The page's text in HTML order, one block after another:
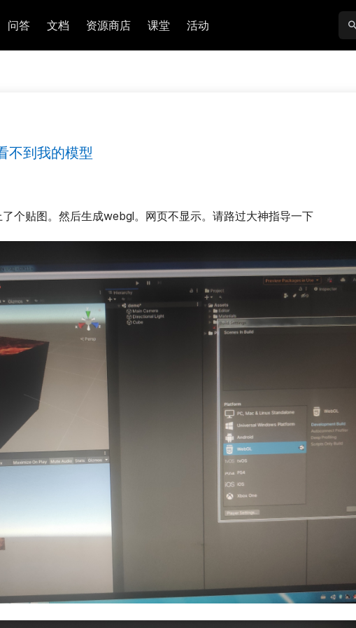
问答 文档 资源商店 课堂 活动
不到我的模型
个贴图。然后生成webgl。网页不显示。请路过大神指导一下